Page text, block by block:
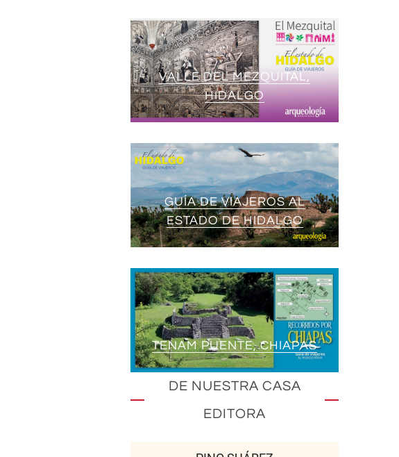
VALLE DEL MEZQUITAL,
HIDALGO
GUÍA DE VIAJEROS AL
ESTADO DE HIDALGO
TENAM PUENTE, CHIAPAS
DE NUESTRA CASA
EDITORA